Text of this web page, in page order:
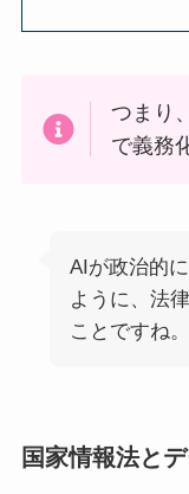
つまり
で義務
AIが政治的
ように、法
ことですね。
国家情報法と